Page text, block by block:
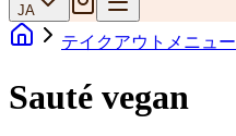
JA
テイクアウトメニュー
Sauté vegan